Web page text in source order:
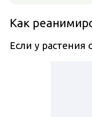
Как
Если у растения